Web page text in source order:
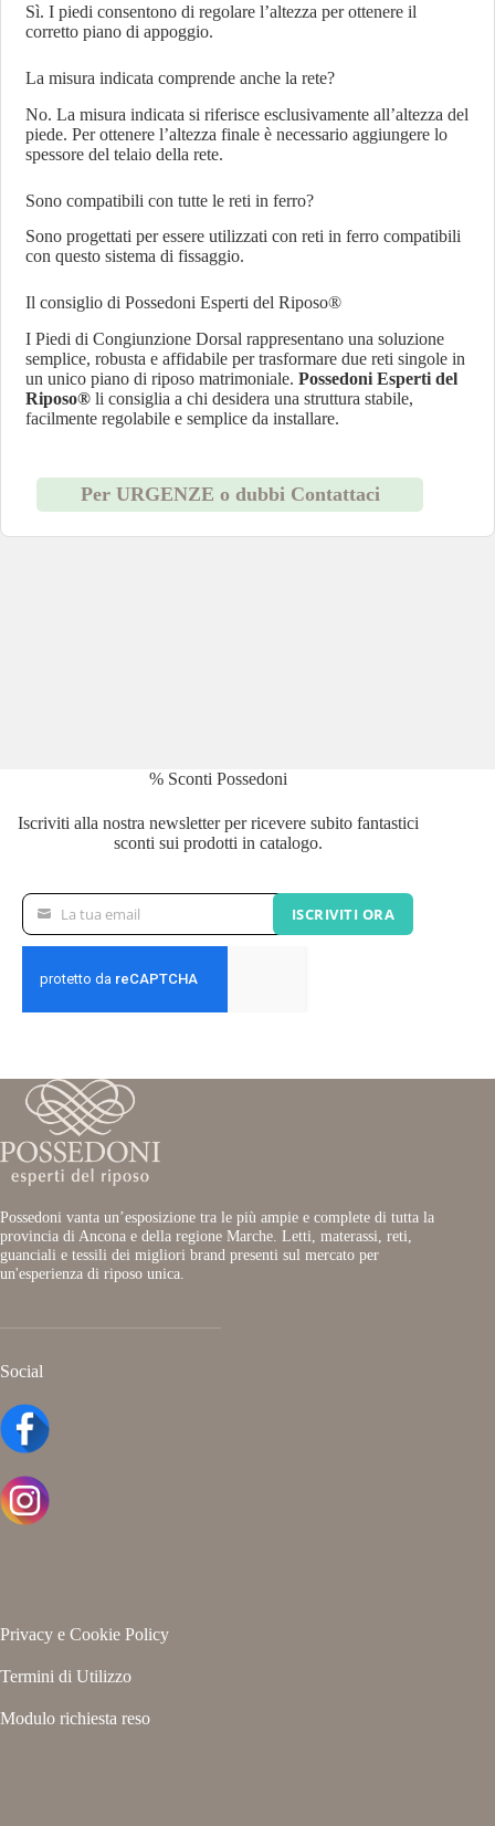
Sì. I piedi consentono di regolare l’altezza per ottenere il
corretto piano di appoggio.
La misura indicata comprende anche la rete?
No. La misura indicata si riferisce esclusivamente all’altezza del
piede. Per ottenere l’altezza finale è necessario aggiungere lo
spessore del telaio della rete.
Sono compatibili con tutte le reti in ferro?
Sono progettati per essere utilizzati con reti in ferro compatibili
con questo sistema di fissaggio.
Il consiglio di Possedoni Esperti del Riposo®
I Piedi di Congiunzione Dorsal rappresentano una soluzione
semplice, robusta e affidabile per trasformare due reti singole in
un unico piano di riposo matrimoniale.Possedoni Esperti del
Riposo® li consiglia a chi desidera una struttura stabile,
facilmente regolabile e semplice da installare.
Per URGENZE o dubbi Contattaci
% Sconti Possedoni
Iscriviti alla nostra newsletter per ricevere subito fantastici
sconti sui prodotti in catalogo.
La
tua
La tua email ISCRIVITI ORA
Possedoni vanta un’esposizione tra le più ampie e complete di tutta la
provincia di Ancona e della regione Marche. Letti, materassi, reti,
guanciali e tessili dei migliori brand presenti sul mercato per
un'esperienza di riposo unica.
Social
Privacy e Cookie Policy
Termini di Utilizzo
Modulo richiesta reso